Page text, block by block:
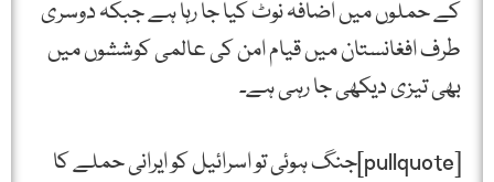
کے حملوں میں اضافہ نوٹ کیا جا رہا ہے جبکہ دوسری
طرف افغانستان میں قیام امن کی عالمی کوششوں میں
بھی تیزی دیکھی جا رہی ہے۔
[pullquote]جنگ ہوئی تو اسرائیل کو ایرانی حملے کا